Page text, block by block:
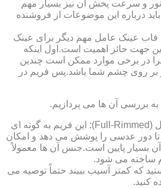
نور و سرعت پخش آن نیز بسیار مهم
درباره این موضوعات از فروشنده
قاب عینک عامل مهم دیگر برای عینک
جهت حائز اهمیت است.اول اینکه
در برخی موارد ممکن است چندین
بر روی چشم شما باشد.پس فریم در
به بررسی آن ها می پردازیم.
عینک های با فریم های کامل (Full-Rimmed): این فریم به گونه ای
دور عدسی را پوشش می دهد و امکان
بسیار پایین است.جنس آن ها معمولاً
ساخته می شود.
که کمتر آسیب ببیند حتماً توصیه می
کنید.